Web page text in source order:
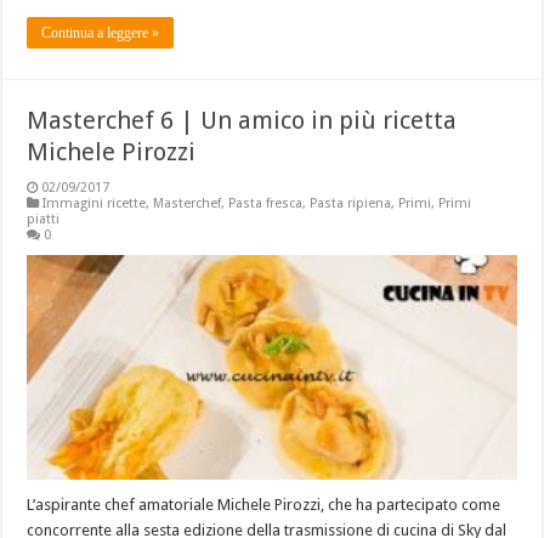
Continua a leggere »
Masterchef 6 | Un amico in più ricetta
Michele Pirozzi
02/09/2017
Immagini ricette, Masterchef, Pasta fresca, Pasta ripiena, Primi, Primi
piatti
0
L’aspirante chef amatoriale Michele Pirozzi, che ha partecipato come
concorrente alla sesta edizione della trasmissione di cucina di Sky dal